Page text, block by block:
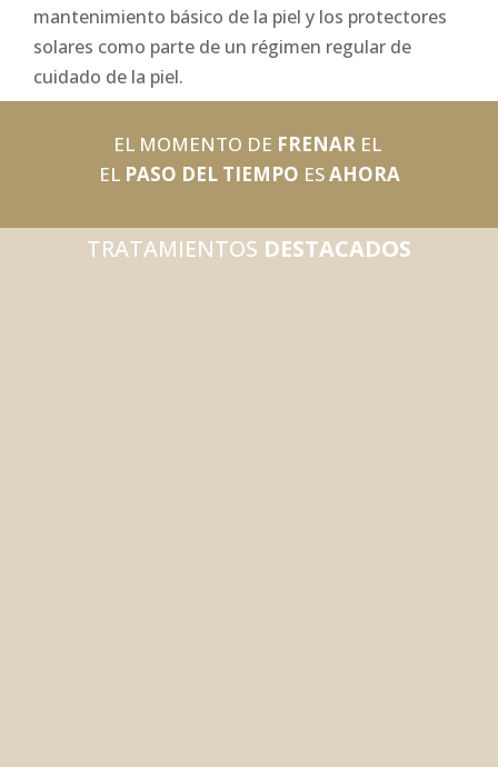
mantenimiento básico de la piel y los protectores
solares como parte de un régimen regular de
cuidado de la piel.
EL MOMENTO DE FRENAREL
EL PASO DEL TIEMPO ESAHORA
TRATAMIENTOS DESTACADOS